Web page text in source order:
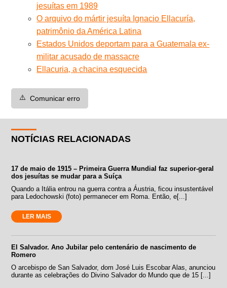
jesuítas em 1989
O arquivo do mártir jesuíta Ignacio Ellacuría,
patrimônio da América Latina
Estados Unidos deportam para a Guatemala ex-
militar acusado de massacre
Ellacuria, a chacina esquecida
⚠️ Comunicar erro
NOTÍCIAS RELACIONADAS
17 de maio de 1915 – Primeira Guerra Mundial faz superior-geral
dos jesuítas se mudar para a Suíça
Quando a Itália entrou na guerra contra a Áustria, ficou insustentável
para Ledochowski (foto) permanecer em Roma. Então, e[...]
LER MAIS
El Salvador. Ano Jubilar pelo centenário de nascimento de
Romero
O arcebispo de San Salvador, dom José Luis Escobar Alas, anunciou
durante as celebrações do Divino Salvador do Mundo que de 15 [...]